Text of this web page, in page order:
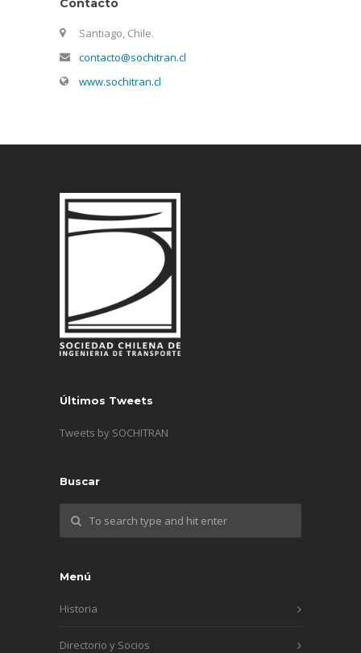
Santiago, Chile.
contacto@sochitran.cl
www.sochitran.cl
Últimos Tweets
Tweets by SOCHITRAN
Buscar
Menú
Historia
Directorio y Socios